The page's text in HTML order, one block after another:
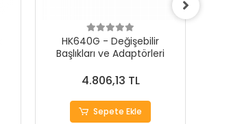
HK640G - Değişebilir
Başlıkları ve Adaptörleri
4.806,13 TL
Sepete Ekle